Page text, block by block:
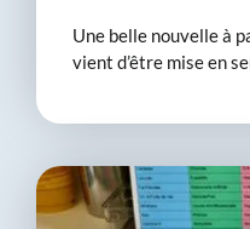
Une belle nouvelle à
vient d’être mise en